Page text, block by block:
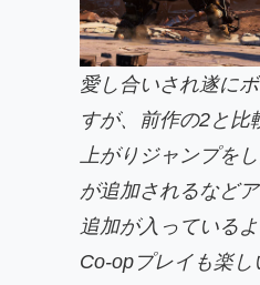
愛し合いされ遂に
すが、前作の2と比
上がりジャンプを
が追加されるなど
追加が入っているよ
Co-opプレイも楽